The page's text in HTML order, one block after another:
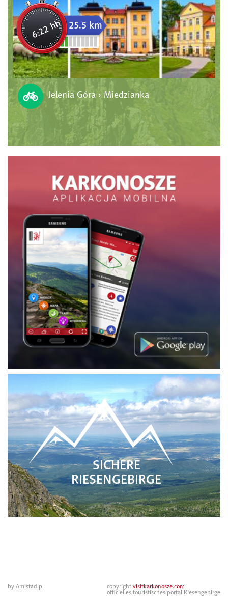
6:22 hh 25.5 km
Jelenia Góra › Miedzianka
SICHERE
RIESENGEBIRGE
by Amistad.pl copyright visitkarkonosze.com
officielles touristisches portal Riesengebirge